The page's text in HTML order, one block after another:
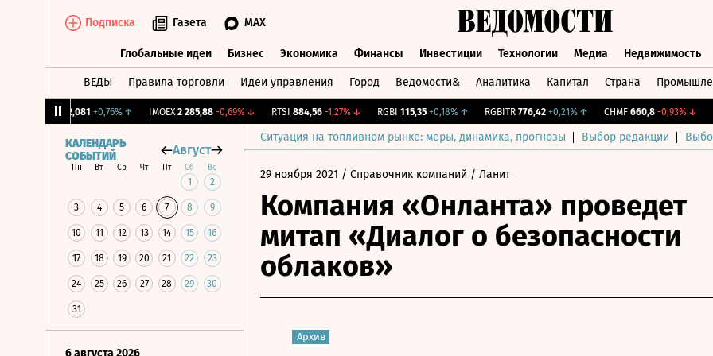
Подписка Газета MAX
Глобальные идеи Бизнес Экономика Финансы Инвестиции Технологии Медиа Недвижимость
ВЕДЫ Правила торговли Идеи управления Город Ведомости& Аналитика Капитал Страна
12,081 +0,76%↑ IMOEX 2 285,88 -0,69%↓ RTSI 884,56 -1,27%↓ RGBI 115,35 +0,18%↑ RGBITR 776,42 +0,21%↑ CHMF 660,8 -0,93%↓
Ситуация на топливном рынке: меры, динамика, прогнозы Выбор редакции
КАЛЕНДАРЬ
СОБЫТИЙ
Август
Пн Вт Ср Чт Пт Сб Вс
1 2
3 4 5 6 7 8 9
10 11 12 13 14 15 16
17 18 19 20 21 22 23
24 25 26 27 28 29 30
31
6 августа 2026
29 ноября 2021 / Справочник компаний / Ланит
Компания «Онланта» проведет
митап «Диалог о безопасности
облаков»
Архив